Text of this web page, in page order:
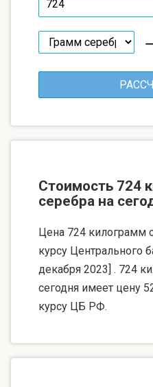
Стоимость 724
серебра на
Цена 724 килограмм
курсу Центрального
декабря 2023] . 724
сегодня имеет цену
курсу ЦБ РФ.